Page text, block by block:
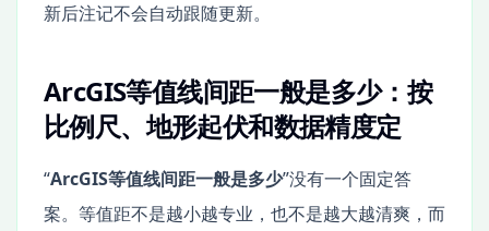
新后注记不会自动跟随更新。
ArcGIS等值线间距一般是多少：按
比例尺、地形起伏和数据精度定
“ArcGIS等值线间距一般是多少”没有一个固定答
案。等值距不是越小越专业，也不是越大越清爽，而